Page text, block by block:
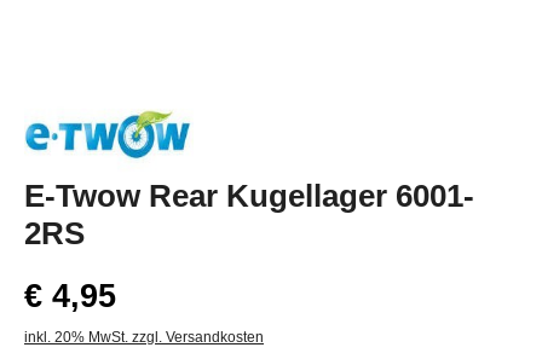
E-Twow Rear Kugellager 6001-
2RS
€ 4,95
inkl. 20% MwSt. zzgl. Versandkosten